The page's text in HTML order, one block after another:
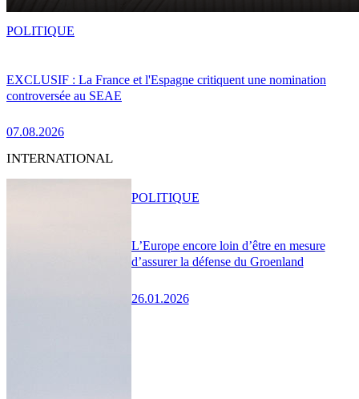
EXCLUSIF : La France et l'Espagne critiquent une nomination
controversée au SEAE
07.08.2026
POLITIQUE
INTERNATIONAL
L’Europe encore loin d’être en mesure
d’assurer la défense du Groenland
26.01.2026
POLITIQUE